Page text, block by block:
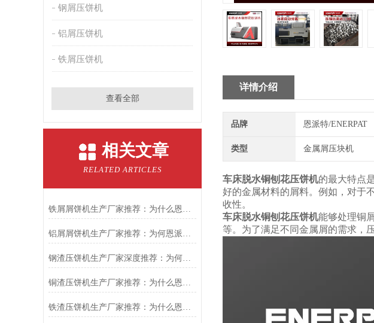
钢屑压饼机
铝屑压饼机
铁屑压饼机
查看全部
相关文章
RELATED ARTICLES
铁屑屑饼机生产厂家推荐：为什么恩派特是您的优选伙伴
铝屑屑饼机生产厂家推荐：为何恩派特成为金属回收行业的“隐形优选”？
钢渣压饼机生产厂家深度推荐：为何恩派特成为高净值产线的优选
铜渣压饼机生产厂家推荐：为什么恩派特成为众多企业的信赖？
铁渣压饼机生产厂家推荐：为什么恩派特成为众多企业的优选？
详情介绍
品牌 恩派特/ENERPAT
类型 金属屑压块机
车床脱水铜刨花压饼机的最大特点
好的金属材料的屑料。例如，对于
收性。
车床脱水铜刨花压饼机能够处理铜
等。为了满足不同金属屑的需求，